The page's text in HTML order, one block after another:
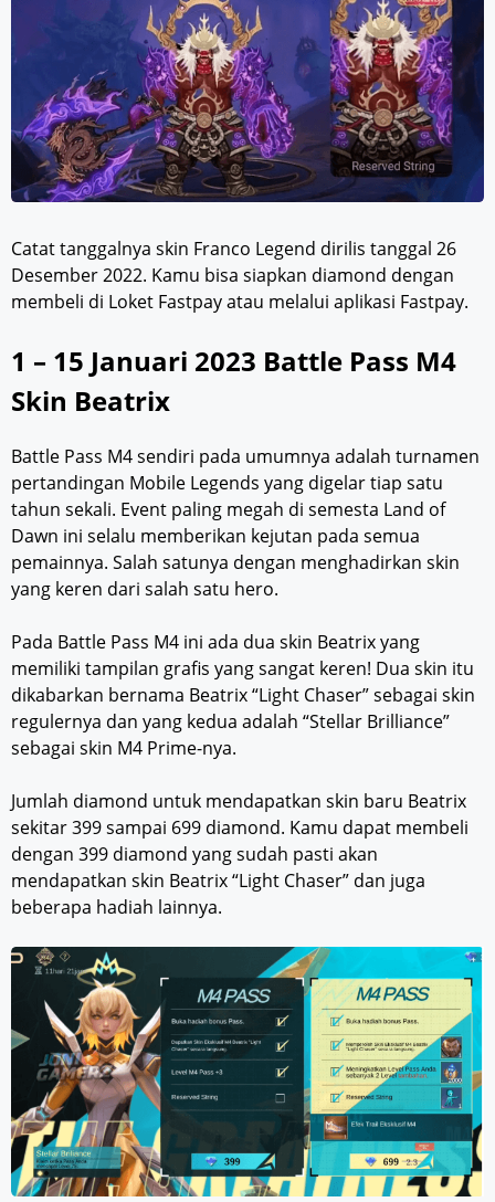
Catat tanggalnya skin Franco Legend dirilis tanggal 26
Desember 2022. Kamu bisa siapkan diamond dengan
membeli di Loket Fastpay atau melalui aplikasi Fastpay.
1 – 15 Januari 2023 Battle Pass M4
Skin Beatrix
Battle Pass M4 sendiri pada umumnya adalah turnamen
pertandingan Mobile Legends yang digelar tiap satu
tahun sekali. Event paling megah di semesta Land of
Dawn ini selalu memberikan kejutan pada semua
pemainnya. Salah satunya dengan menghadirkan skin
yang keren dari salah satu hero.
Pada Battle Pass M4 ini ada dua skin Beatrix yang
memiliki tampilan grafis yang sangat keren! Dua skin itu
dikabarkan bernama Beatrix “Light Chaser” sebagai skin
regulernya dan yang kedua adalah “Stellar Brilliance”
sebagai skin M4 Prime-nya.
Jumlah diamond untuk mendapatkan skin baru Beatrix
sekitar 399 sampai 699 diamond. Kamu dapat membeli
dengan 399 diamond yang sudah pasti akan
mendapatkan skin Beatrix “Light Chaser” dan juga
beberapa hadiah lainnya.